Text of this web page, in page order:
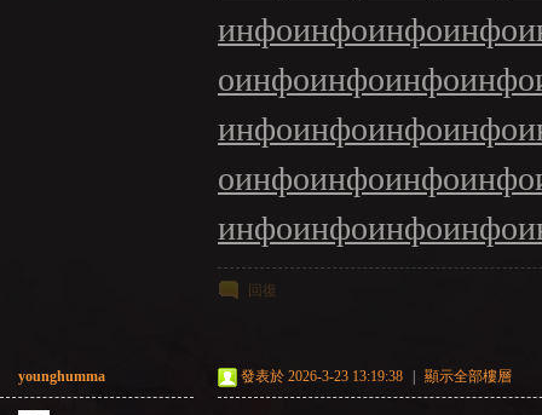
инфоинфоинфоинфо
оинфоинфоинфоинфо
инфоинфоинфоинфо
оинфоинфоинфоинфо
инфоинфоинфоинфо
回復
younghumma 發表於 2026-3-23 13:19:38 顯示全部樓層